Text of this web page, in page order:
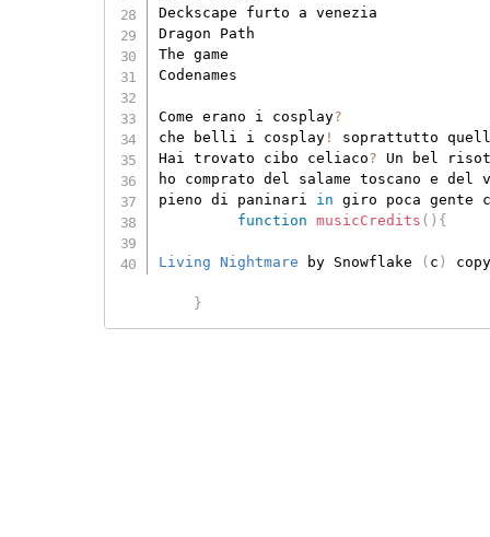
Deckscape furto a venezia
Dragon Path
The game
Codenames
Come erano i cosplay?
che belli i cosplay !
soprattutto
Hai trovato cibo celiaco? Un bel
ho comprato del salame toscano e del
pieno di paninari in giro poca gente
function
musicCredits ( ) {
Living Nightmare by Snowflake ( c )
}